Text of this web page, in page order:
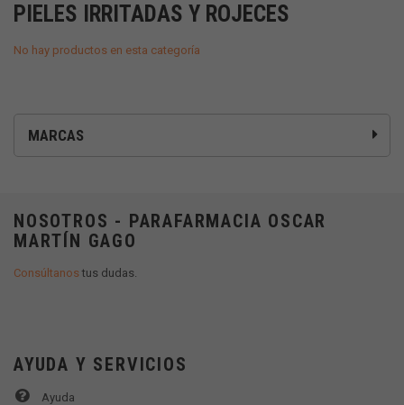
MARCAS
PIELES IRRITADAS Y ROJECES
No hay productos en esta categoría
NOSOTROS - PARAFARMACIA OSCAR
MARTÍN GAGO
Consúltanostus dudas.
AYUDA Y SERVICIOS
Ayuda